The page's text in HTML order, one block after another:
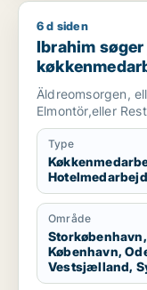
Ibrahim søger job
6 d siden
Ibrahim
Äldreomsorgen,
Elmontör,eller
Type
Område
København,
Vestsjælland,
Sjælland, Hele